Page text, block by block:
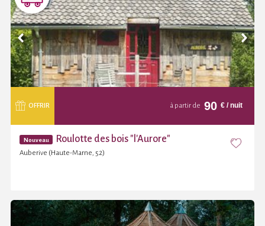
OFFRIR à partir de 90 € / nuit
Nouveau Roulotte des bois "l'Aurore"
Auberive (Haute-Marne, 52)